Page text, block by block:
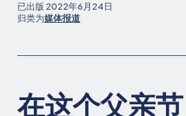
已出版 2022年6月24日
归类为媒体报道
在这个父亲